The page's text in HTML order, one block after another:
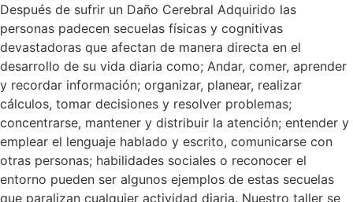
Después de sufrir un Daño Cerebral Adquirido las
personas padecen secuelas físicas y cognitivas
devastadoras que afectan de manera directa en el
desarrollo de su vida diaria como; Andar, comer, aprender
y recordar información; organizar, planear, realizar
cálculos, tomar decisiones y resolver problemas;
concentrarse, mantener y distribuir la atención; entender y
emplear el lenguaje hablado y escrito, comunicarse con
otras personas; habilidades sociales o reconocer el
entorno pueden ser algunos ejemplos de estas secuelas
que paralizan cualquier actividad diaria. Nuestro taller se